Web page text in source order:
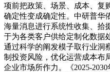
项前把政策、场景、成本、复
确定性变成确定性。中研普华
海量消息进行系统性收集、拾
于为各类客户供给定制化数据
通过科学的阐发模子取行业洞
制投资风险，优化运营成本布
企业市场所作力。《2025-